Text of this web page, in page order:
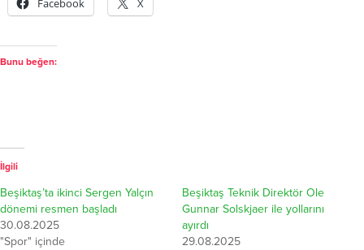
Facebook X
Bunu beğen:
İlgili
Beşiktaş’ta ikinci Sergen Yalçın
dönemi resmen başladı
30.08.2025
"Spor" içinde
Beşiktaş Teknik Direktör Ole
Gunnar Solskjaer ile yollarını
ayırdı
29.08.2025